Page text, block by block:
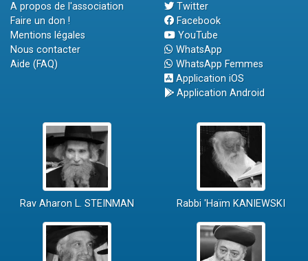
A propos de l'association
Faire un don !
Mentions légales
Nous contacter
Aide (FAQ)
Twitter
Facebook
YouTube
WhatsApp
WhatsApp Femmes
Application iOS
Application Android
Rav Aharon L. STEINMAN Rabbi 'Haïm KANIEWSKI